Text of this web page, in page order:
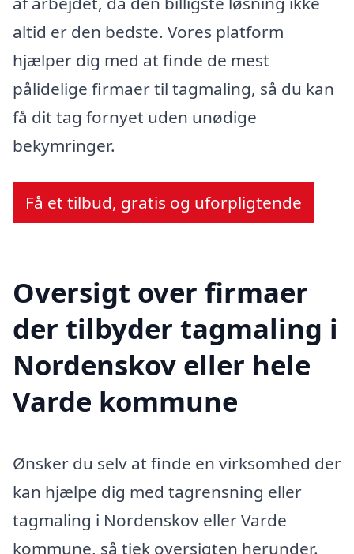
altid er den bedste. Vores platform
hjælper dig med at finde de mest
pålidelige firmaer til tagmaling, så du kan
få dit tag fornyet uden unødige
bekymringer.
Få et tilbud, gratis og uforpligtende
Oversigt over firmaer
der tilbyder tagmaling i
Nordenskov eller hele
Varde kommune
Ønsker du selv at finde en virksomhed der
kan hjælpe dig med tagrensning eller
tagmaling i Nordenskov eller Varde
kommune, så tjek oversigten herunder.